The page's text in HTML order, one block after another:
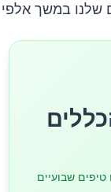
שלנו במשך
חינם: מדריך 30 הכללים
טיפים שבועיים